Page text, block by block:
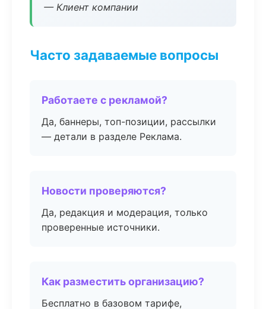
— Клиент компании
Часто задаваемые вопросы
Работаете с рекламой?
Да, баннеры, топ-позиции, рассылки
— детали в разделе Реклама.
Новости проверяются?
Да, редакция и модерация, только
проверенные источники.
Как разместить организацию?
Бесплатно в базовом тарифе,